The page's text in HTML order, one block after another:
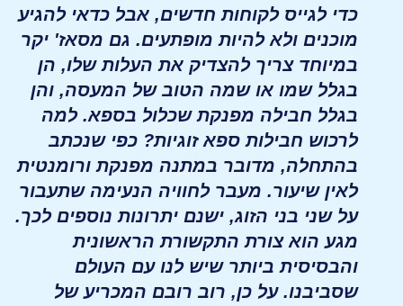
כדי לגייס לקוחות חדשים, אבל כדאי להגיע
מוכנים ולא להיות מופתעים. גם מסאז' יקר
במיוחד צריך להצדיק את העלות שלו, הן
בגלל שמו או שמה הטוב של המעסה, והן
בגלל חבילה מפנקת שכלול בספא. למה
לרכוש חבילות ספא זוגיות? כפי שנכתב
בהתחלה, מדובר במתנה מפנקת ורומנטית
לאין שיעור. מעבר לחוויה הנעימה שתעבור
על שני בני הזוג, ישנם יתרונות נוספים לכך.
מגע הוא צורת התקשורת הראשונית
והבסיסית ביותר שיש לנו עם העולם
שסביבנו. על כן, רוב רובם המכריע של